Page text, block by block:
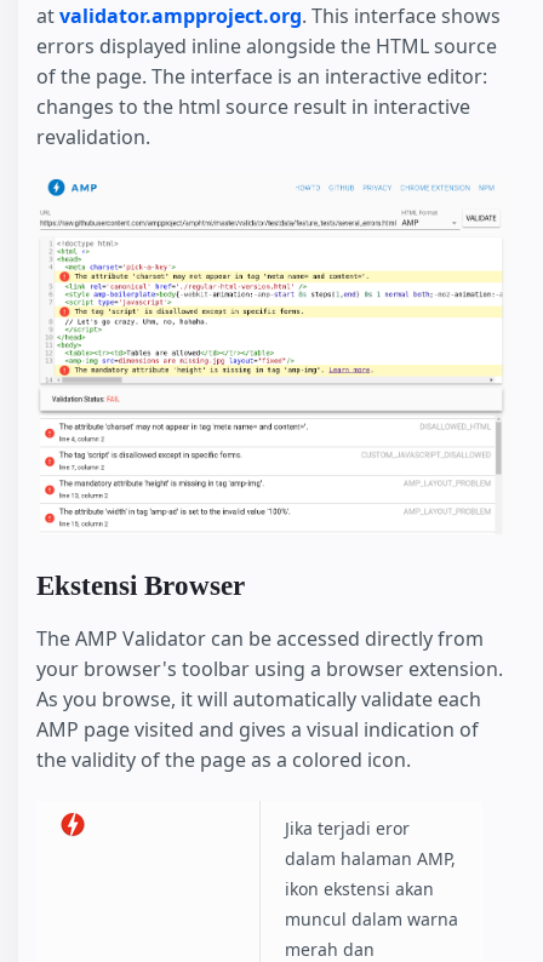
atvalidator.ampproject.org. This interface shows
errors displayed inline alongside the HTML source
of the page. The interface is an interactive editor:
changes to the html source result in interactive
revalidation.
Ekstensi Browser
The AMP Validator can be accessed directly from
your browser's toolbar using a browser extension.
As you browse, it will automatically validate each
AMP page visited and gives a visual indication of
the validity of the page as a colored icon.
Jika terjadi eror
dalam halaman AMP,
ikon ekstensi akan
muncul dalam warna
merah dan